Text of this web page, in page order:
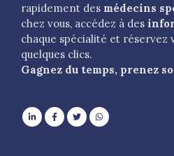
rapidement des médecins
chez vous, accédez à des
chaque spécialité et réservez
quelques clics.
Gagnez du temps, prenez